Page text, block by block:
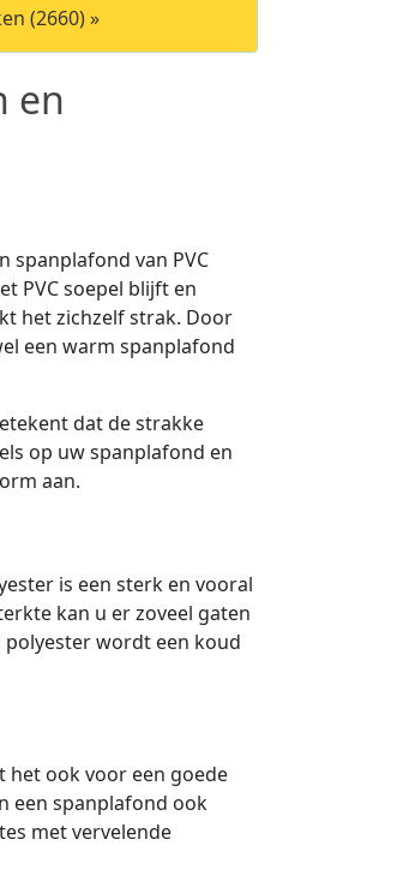
(2660) »
en
spanplafond van PVC
PVC soepel blijft en
het zichzelf strak. Door
een warm spanplafond
dat de strakke
op uw spanplafond en
aan.
is een sterk en vooral
kan u er zoveel gaten
polyester wordt een koud
het ook voor een goede
een spanplafond ook
met vervelende